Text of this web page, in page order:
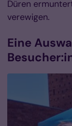
Düren
verewigen.
Eine